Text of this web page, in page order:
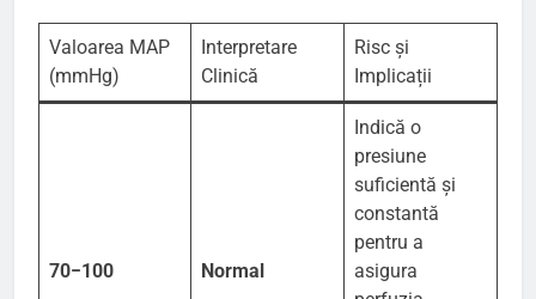
Valoarea MAP
(mmHg)
Interpretare
Clinică
Risc și
Implicații
70−100 Normal
Indică o
presiune
suficientă și
constantă
pentru a
asigura